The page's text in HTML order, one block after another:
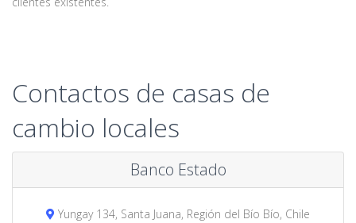
Contactos de casas de
cambio locales
Banco Estado
Yungay 134, Santa Juana, Región del Bío Bío, Chile